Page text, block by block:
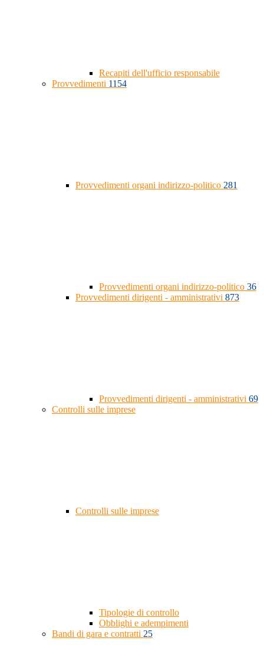
Recapiti dell'ufficio responsabile
Provvedimenti 1154
Provvedimenti organi indirizzo-politico 281
Provvedimenti organi indirizzo-politico 36
Provvedimenti dirigenti - amministrativi 873
Provvedimenti dirigenti - amministrativi 69
Controlli sulle imprese
Controlli sulle imprese
Tipologie di controllo
Obblighi e adempimenti
Bandi di gara e contratti 25